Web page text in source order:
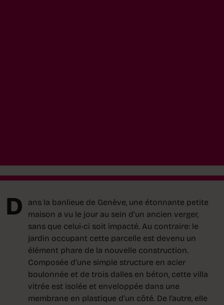
D
ans la banlieue de Genève, une étonnante petite
maison a vu le jour au sein d’un ancien verger,
sans que celui-ci soit impacté. Au contraire: le
jardin occupant cette parcelle est devenu un
élément phare de la nouvelle construction.
Composée d’une simple structure en acier
boulonnée et de trois dalles en béton, cette villa
vitrée est isolée et enveloppée dans une
membrane en plastique d’un côté. De l’autre, elle